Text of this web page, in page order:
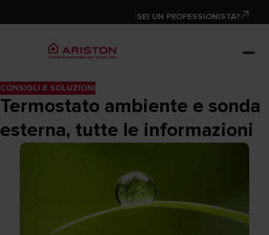
SEI UN PROFESSIONISTA?
CONSIGLI E SOLUZIONI
Termostato ambiente e sonda
esterna, tutte le informazioni